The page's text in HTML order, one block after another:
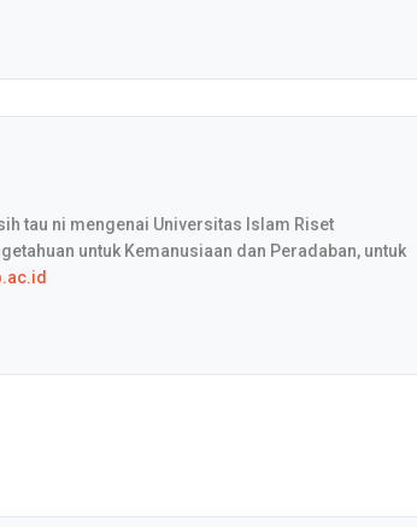
tau ni mengenai Universitas Islam Riset
untuk Kemanusiaan dan Peradaban, untuk